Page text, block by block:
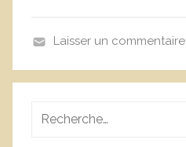
g
e
o
Laisser un commentaire
Recherche